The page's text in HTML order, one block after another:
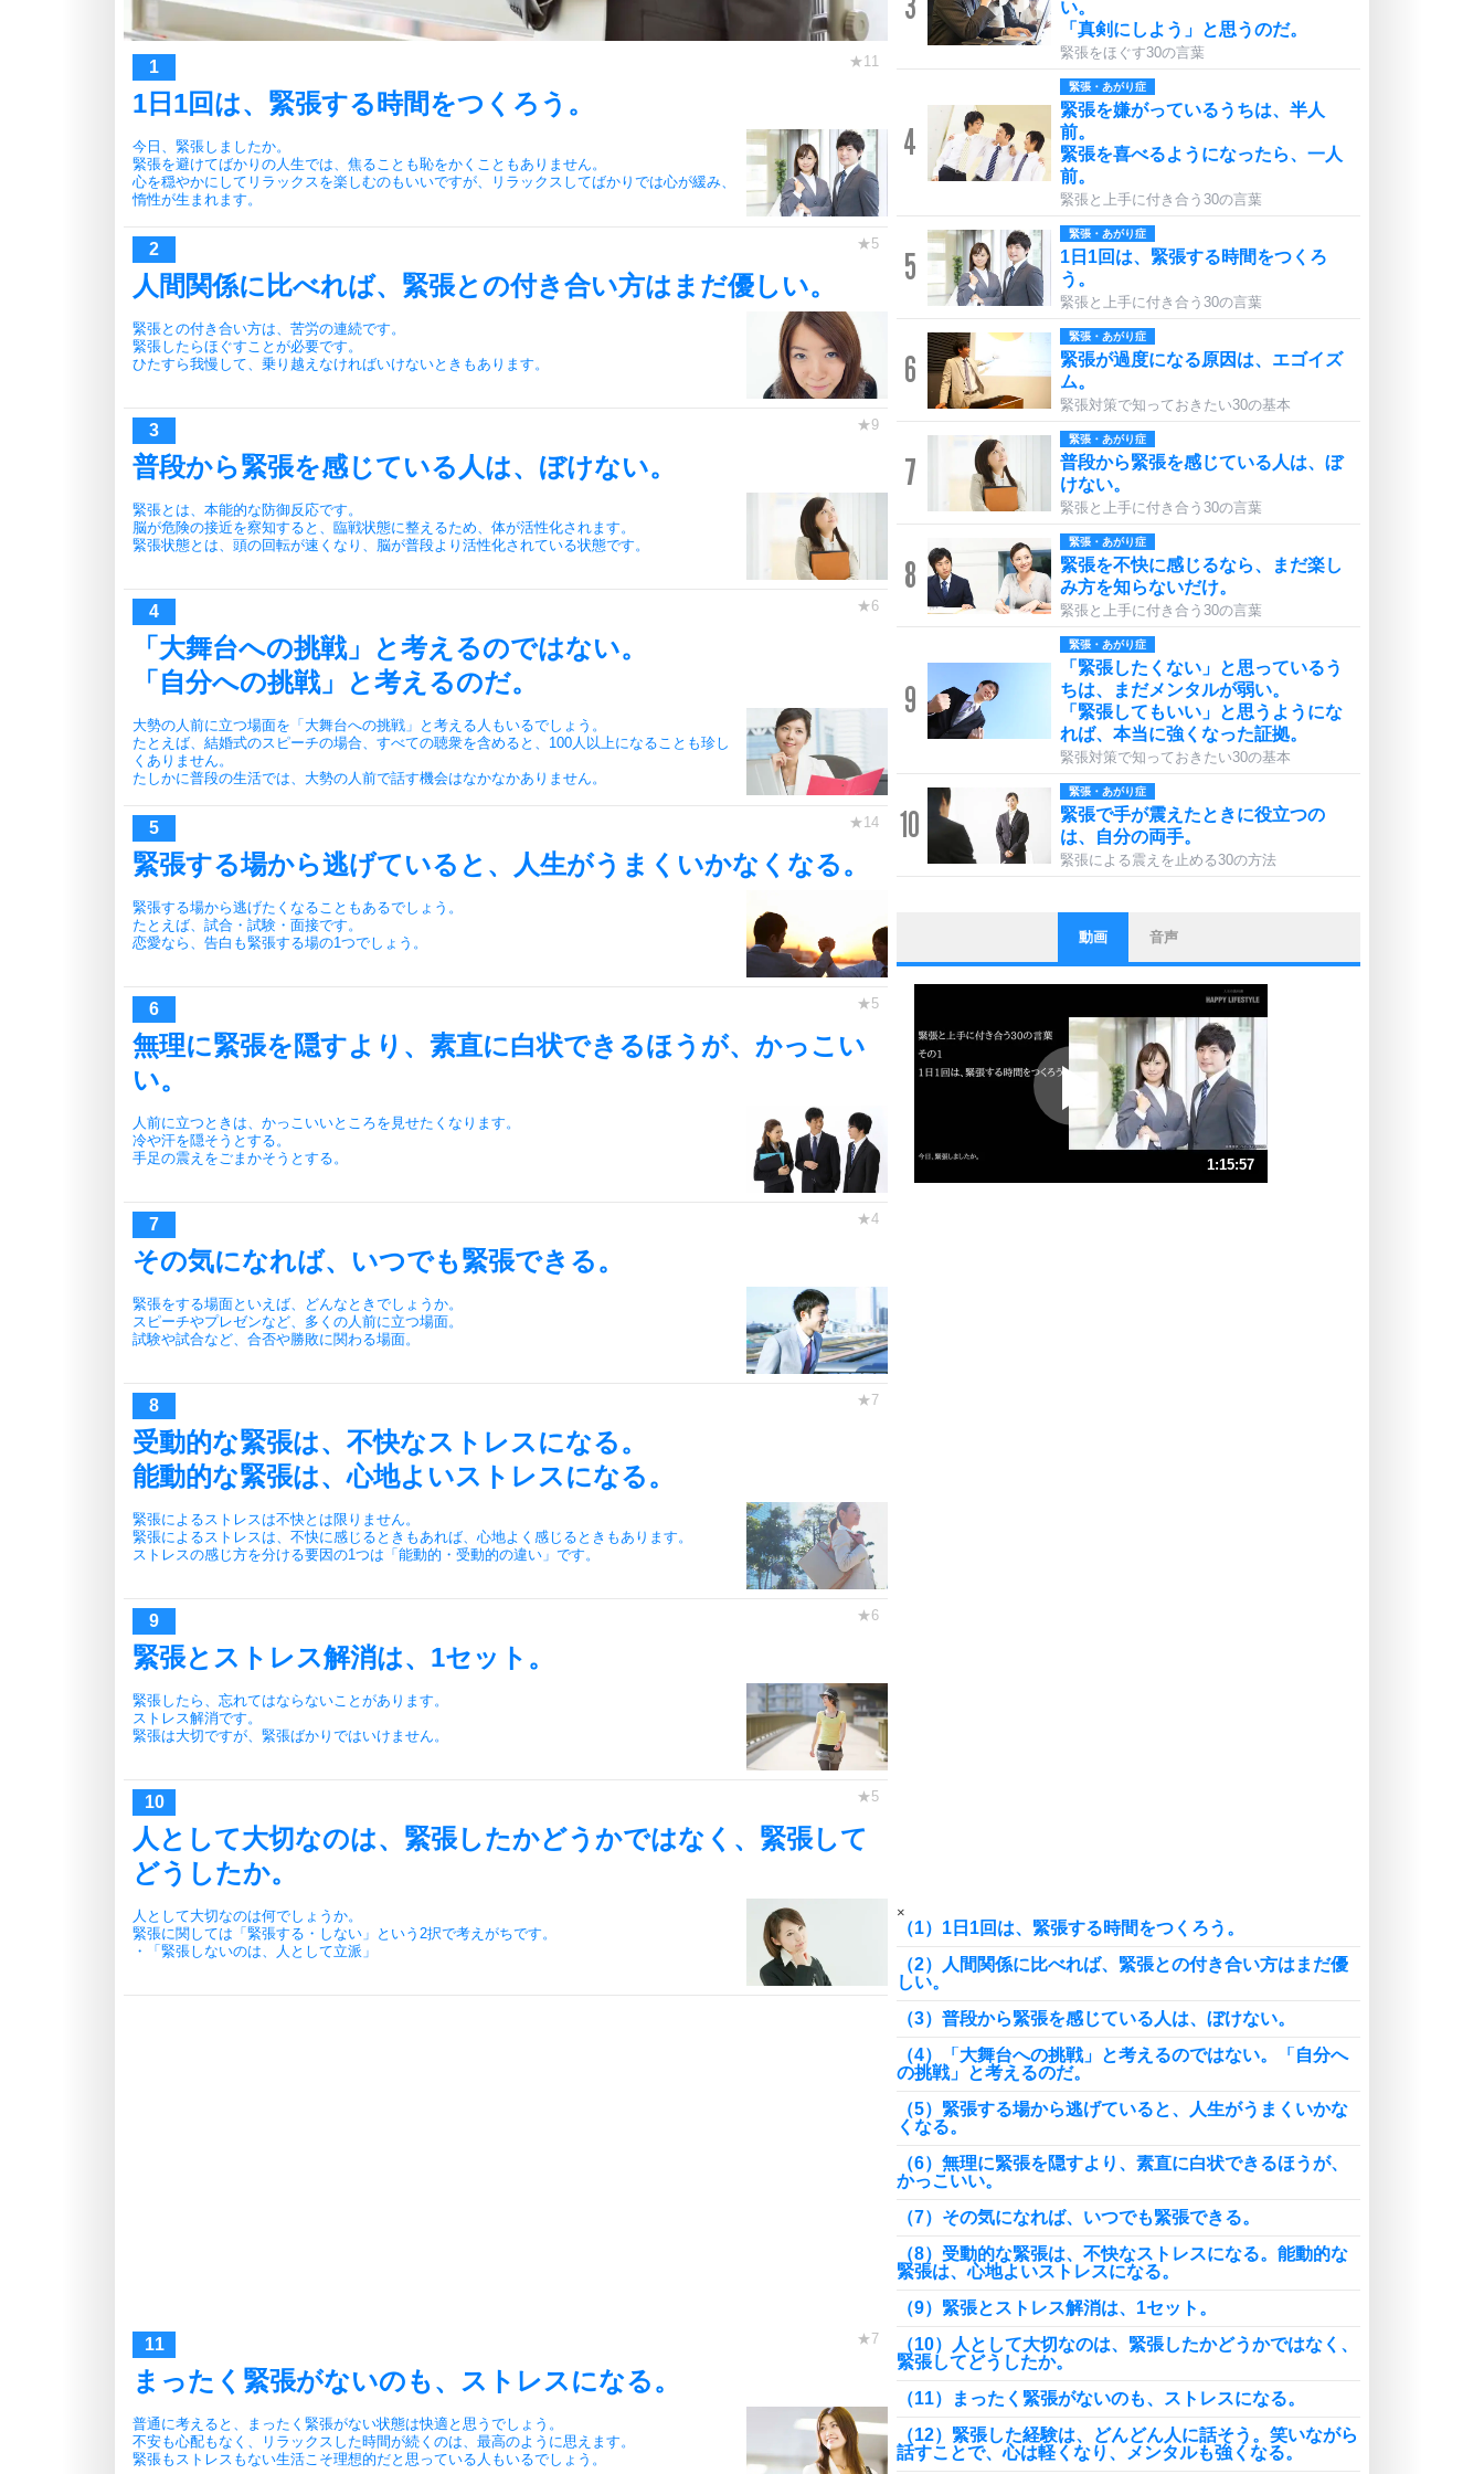
1日1回は、緊張する時間をつくろう。
今日、緊張しましたか。
緊張を避けてばかりの人生では、焦ることも恥をかくこともありません。
心を穏やかにしてリラックスを楽しむのもいいですが、リラックスしてばかりでは心が緩み、
惰性が生まれます。
人間関係に比べれば、緊張との付き合い方はまだ優しい。
緊張との付き合い方は、苦労の連続です。
緊張したらほぐすことが必要です。
ひたすら我慢して、乗り越えなければいけないときもあります。
普段から緊張を感じている人は、ぼけない。
緊張とは、本能的な防御反応です。
脳が危険の接近を察知すると、臨戦状態に整えるため、体が活性化されます。
緊張状態とは、頭の回転が速くなり、脳が普段より活性化されている状態です。
「大舞台への挑戦」と考えるのではない。
「自分への挑戦」と考えるのだ。
大勢の人前に立つ場面を「大舞台への挑戦」と考える人もいるでしょう。
たとえば、結婚式のスピーチの場合、すべての聴衆を含めると、100人以上になることも珍し
くありません。
たしかに普段の生活では、大勢の人前で話す機会はなかなかありません。
緊張する場から逃げていると、人生がうまくいかなくなる。
緊張する場から逃げたくなることもあるでしょう。
たとえば、試合・試験・面接です。
恋愛なら、告白も緊張する場の1つでしょう。
無理に緊張を隠すより、素直に白状できるほうが、かっこい
い。
人前に立つときは、かっこいいところを見せたくなります。
冷や汗を隠そうとする。
手足の震えをごまかそうとする。
その気になれば、いつでも緊張できる。
緊張をする場面といえば、どんなときでしょうか。
スピーチやプレゼンなど、多くの人前に立つ場面。
試験や試合など、合否や勝敗に関わる場面。
受動的な緊張は、不快なストレスになる。
能動的な緊張は、心地よいストレスになる。
緊張によるストレスは不快とは限りません。
緊張によるストレスは、不快に感じるときもあれば、心地よく感じるときもあります。
ストレスの感じ方を分ける要因の1つは「能動的・受動的の違い」です。
緊張とストレス解消は、1セット。
緊張したら、忘れてはならないことがあります。
ストレス解消です。
緊張は大切ですが、緊張ばかりではいけません。
人として大切なのは、緊張したかどうかではなく、緊張して
どうしたか。
人として大切なのは何でしょうか。
緊張に関しては「緊張する・しない」という2択で考えがちです。
・「緊張しないのは、人として立派」
まったく緊張がないのも、ストレスになる。
普通に考えると、まったく緊張がない状態は快適と思うでしょう。
不安も心配もなく、リラックスした時間が続くのは、最高のように思えます。
緊張もストレスもない生活こそ理想的だと思っている人もいるでしょう。
い。
「真剣にしよう」と思うのだ。
緊張をほぐす30の言葉
4
緊張・あがり症
緊張を嫌がっているうちは、半人
前。
緊張を喜べるようになったら、一人
前。
緊張と上手に付き合う30の言葉
5
緊張・あがり症
1日1回は、緊張する時間をつくろ
う。
緊張と上手に付き合う30の言葉
6
緊張・あがり症
緊張が過度になる原因は、エゴイズ
ム。
緊張対策で知っておきたい30の基本
7
緊張・あがり症
普段から緊張を感じている人は、ぼ
けない。
緊張と上手に付き合う30の言葉
8
緊張・あがり症
緊張を不快に感じるなら、まだ楽し
み方を知らないだけ。
緊張と上手に付き合う30の言葉
9
緊張・あがり症
「緊張したくない」と思っているう
ちは、まだメンタルが弱い。
「緊張してもいい」と思うようにな
れば、本当に強くなった証拠。
緊張対策で知っておきたい30の基本
10
緊張・あがり症
緊張で手が震えたときに役立つの
は、自分の両手。
緊張による震えを止める30の方法
1
ストレス対策
他人と比べない。
いっそのこと、他人を見ない。
プラス思考
ポジティブになれない原因は、行動
しないから。
ポジティブ思考になる30の方法
3
ストレス対策
恋する人が知っておきたい30の大切なこと
動画 音声
1:15:57
×
（1）1日1回は、緊張する時間をつくろう。
（2）人間関係に比べれば、緊張との付き合い方はまだ優
しい。
（3）普段から緊張を感じている人は、ぼけない。
（4）「大舞台への挑戦」と考えるのではない。「自分へ
の挑戦」と考えるのだ。
（5）緊張する場から逃げていると、人生がうまくいかな
くなる。
（6）無理に緊張を隠すより、素直に白状できるほうが、
かっこいい。
（7）その気になれば、いつでも緊張できる。
（8）受動的な緊張は、不快なストレスになる。能動的な
緊張は、心地よいストレスになる。
（9）緊張とストレス解消は、1セット。
（10）人として大切なのは、緊張したかどうかではなく、
緊張してどうしたか。
（11）まったく緊張がないのも、ストレスになる。
（12）緊張した経験は、どんどん人に話そう。笑いながら
話すことで、心は軽くなり、メンタルも強くなる。